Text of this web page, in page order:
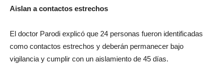
Aislan a contactos estrechos
El doctor Parodi explicó que 24 personas fueron identificadas
como contactos estrechos y deberán permanecer bajo
vigilancia y cumplir con un aislamiento de 45 días.